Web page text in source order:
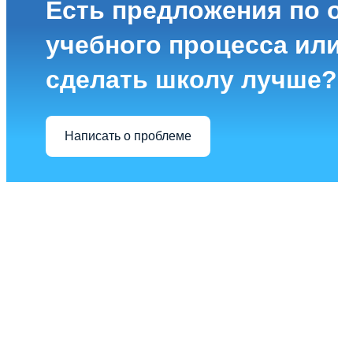
Есть предложения по
учебного процесса
сделать школу лучше?
Написать о проблеме